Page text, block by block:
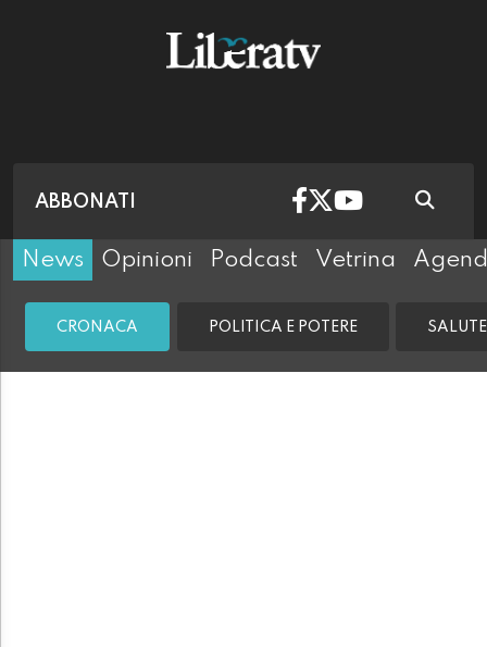
ABBONATI
News Opinioni Podcast Vetrina
CRONACA POLITICA E POTERE